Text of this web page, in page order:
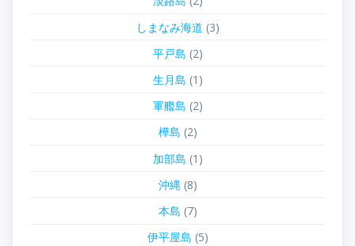
しまなみ海道 (3)
平戸島 (2)
生月島 (1)
軍艦島 (2)
樺島 (2)
加部島 (1)
沖縄 (8)
本島 (7)
伊平屋島 (5)